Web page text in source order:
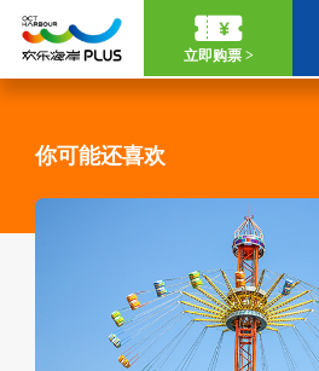
立即购票 >
你可能还喜欢